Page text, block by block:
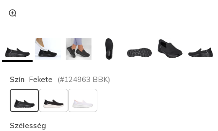
Szín Fekete (#124963 BBK)
kiválasztva
Szélesség